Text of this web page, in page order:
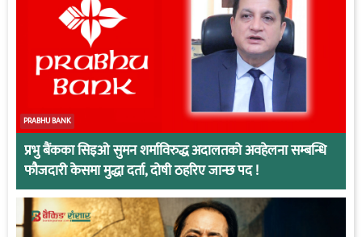
PRABHU BANK
प्रभु बैंकका सिइओ सुमन शर्माविरुद्ध अदालतको अवहेलना सम्बन्धि
फौजदारी केसमा मुद्धा दर्ता, दोषी ठहरिए जान्छ पद !